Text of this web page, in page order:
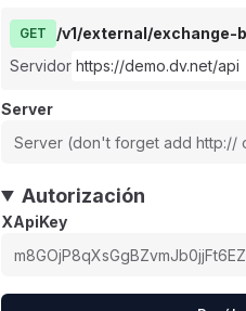
GET
/v1/external/exchange-
Servidor
Server
Autorización
XApiKey